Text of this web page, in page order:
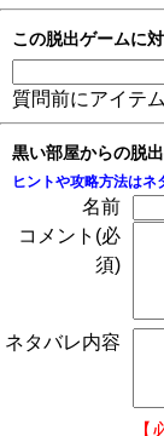
この脱出ゲームに
質問前にアイテ
黒い部屋からの脱
ヒントや攻略方法はネ
名前
コメント(必
須)
ネタバレ内容
【